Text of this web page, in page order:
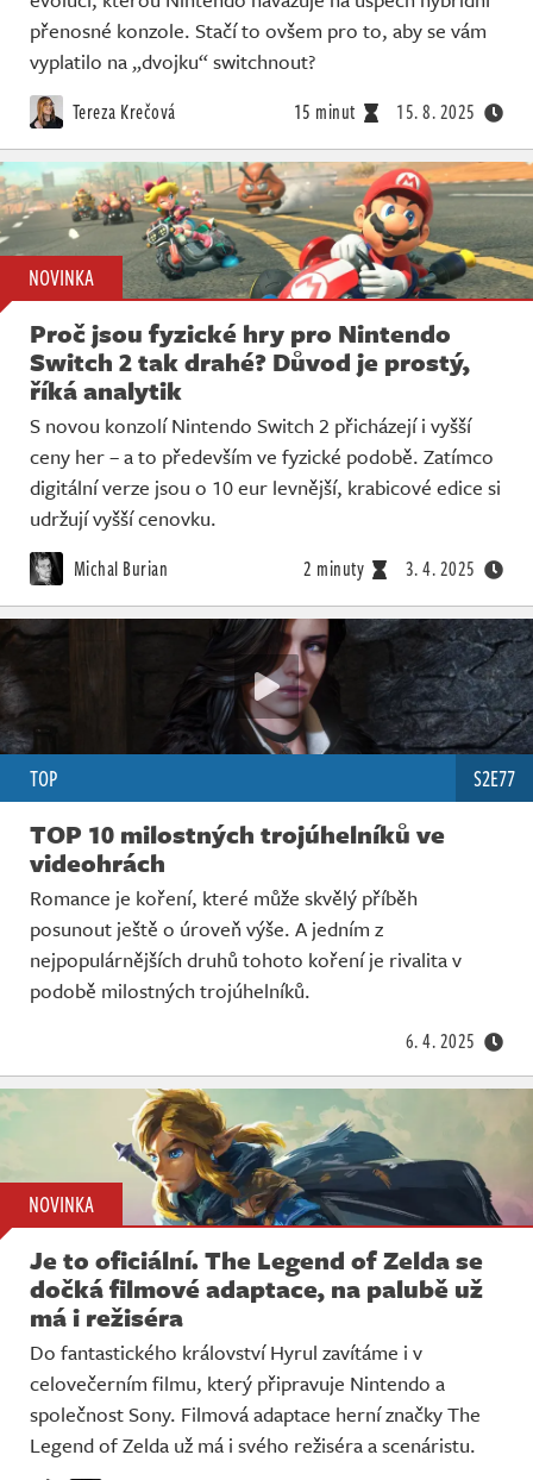
přenosné konzole. Stačí to ovšem pro to, aby se vám
vyplatilo na „dvojku“ switchnout?
Tereza Krečová 15 minut 15. 8. 2025
NOVINKA
Proč jsou fyzické hry pro Nintendo
Switch 2 tak drahé? Důvod je prostý,
říká analytik
S novou konzolí Nintendo Switch 2 přicházejí i vyšší
ceny her – a to především ve fyzické podobě. Zatímco
digitální verze jsou o 10 eur levnější, krabicové edice si
udržují vyšší cenovku.
Michal Burian 2 minuty 3. 4. 2025
TOP S2E77
TOP 10 milostných trojúhelníků ve
videohrách
Romance je koření, které může skvělý příběh
posunout ještě o úroveň výše. A jedním z
nejpopulárnějších druhů tohoto koření je rivalita v
podobě milostných trojúhelníků.
6. 4. 2025
NOVINKA
Je to oficiální. The Legend of Zelda se
dočká filmové adaptace, na palubě už
má i režiséra
Do fantastického království Hyrul zavítáme i v
celovečerním filmu, který připravuje Nintendo a
společnost Sony. Filmová adaptace herní značky The
Legend of Zelda už má i svého režiséra a scenáristu.